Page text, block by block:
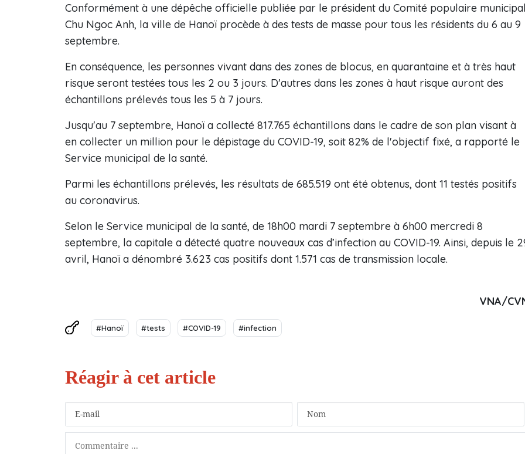
Conformément à une dépêche officielle publiée par le président du Comité populaire
Chu Ngoc Anh, la ville de Hanoï procède à des tests de masse pour tous les résidents du 6 au 9
septembre.
En conséquence, les personnes vivant dans des zones de blocus, en quarantaine et à très haut
risque seront testées tous les 2 ou 3 jours. D'autres dans les zones à haut risque auront des
échantillons prélevés tous les 5 à 7 jours.
Jusqu'au 7 septembre, Hanoï a collecté 817.765 échantillons dans le cadre de son plan visant à
en collecter un million pour le dépistage du COVID-19, soit 82% de l'objectif fixé, a rapporté le
Service municipal de la santé.
Parmi les échantillons prélevés, les résultats de 685.519 ont été obtenus, dont 11 testés positifs
au coronavirus.
Selon le Service municipal de la santé, de 18h00 mardi 7 septembre à 6h00 mercredi 8
septembre, la capitale a détecté quatre nouveaux cas d’infection au COVID-19. Ainsi, depuis le
avril, Hanoï a dénombré 3.623 cas positifs dont 1.571 cas de transmission locale.
VNA/
#Hanoï #tests #COVID-19 #infection